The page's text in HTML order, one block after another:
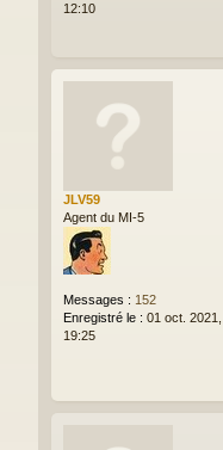
12:10
JLV59
Agent du MI-5
Messages : 152
Enregistré le : 01 oct. 2021,
19:25